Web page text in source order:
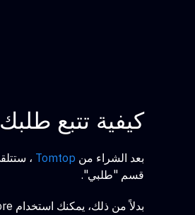
كيفية تتبع طلبك Tomtop؟
بعد الشراء من Tomtop
قسم "طلبي".